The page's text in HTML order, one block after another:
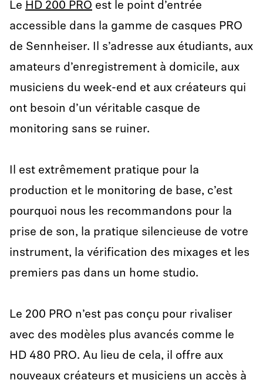
Le HD 200 PRO est le point d’entrée
accessible dans la gamme de casques PRO
de Sennheiser. Il s’adresse aux étudiants, aux
amateurs d’enregistrement à domicile, aux
musiciens du week-end et aux créateurs qui
ont besoin d’un véritable casque de
monitoring sans se ruiner.
Il est extrêmement pratique pour la
production et le monitoring de base, c’est
pourquoi nous les recommandons pour la
prise de son, la pratique silencieuse de votre
instrument, la vérification des mixages et les
premiers pas dans un home studio.
Le 200 PRO n’est pas conçu pour rivaliser
avec des modèles plus avancés comme le
HD 480 PRO. Au lieu de cela, il offre aux
nouveaux créateurs et musiciens un accès à